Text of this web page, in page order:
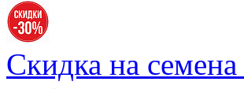
Скидка на